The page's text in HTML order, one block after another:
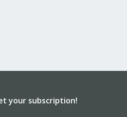
your subscription!